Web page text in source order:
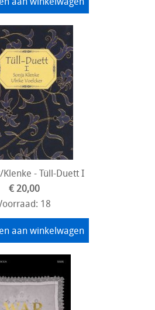
- Tüll-Duett I
€ 20,00
18
aan winkelwagen